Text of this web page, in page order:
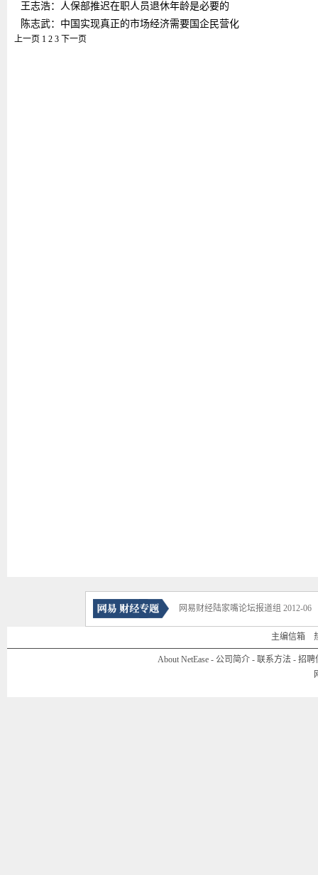
王志浩：人保部推迟在职人员退休年龄是必要的
陈志武：中国实现真正的市场经济需要国企民营化
上一页 1 2 3 下一页
网易财经陆家嘴论坛报道组 2012-06
主编信箱
About NetEase - 公司简介 - 联系方法 - 招聘